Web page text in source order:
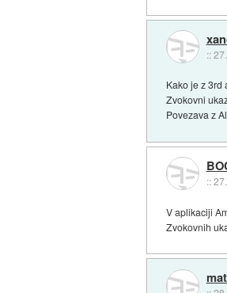
::
Kako je z 3rd
Zvokovni
Povezava z
::
V aplikaciji
Zvokovnih